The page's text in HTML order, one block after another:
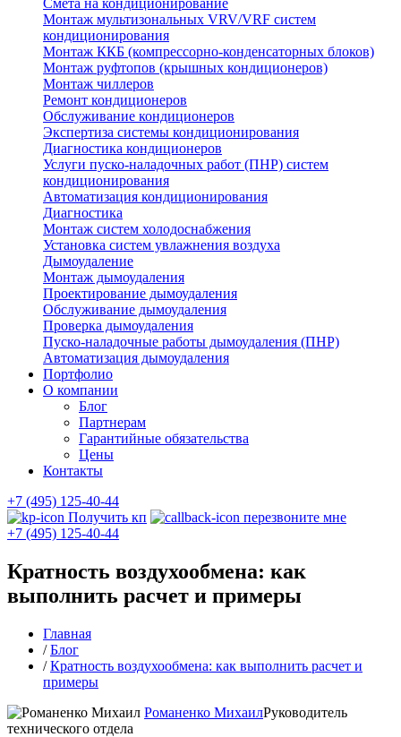
Смета на кондиционирование
Монтаж мультизональных VRV/VRF систем
кондиционирования
Монтаж ККБ (компрессорно-конденсаторных блоков)
Монтаж руфтопов (крышных кондиционеров)
Монтаж чиллеров
Ремонт кондиционеров
Обслуживание кондиционеров
Экспертиза системы кондиционирования
Диагностика кондиционеров
Услуги пуско-наладочных работ (ПНР) систем
кондиционирования
Автоматизация кондиционирования
Диагностика
Монтаж систем холодоснабжения
Установка систем увлажнения воздуха
Дымоудаление
Монтаж дымоудаления
Проектирование дымоудаления
Обслуживание дымоудаления
Проверка дымоудаления
Пуско-наладочные работы дымоудаления (ПНР)
Автоматизация дымоудаления
Портфолио
О компании
Блог
Партнерам
Гарантийные обязательства
Цены
Контакты
+7 (495) 125-40-44
Получить кп
перезвоните мне
+7 (495) 125-40-44
Кратность воздухообмена: как
выполнить расчет и примеры
Главная
/Блог
/Кратность воздухообмена: как выполнить расчет и
примеры
Романенко МихаилРуководитель
технического отдела